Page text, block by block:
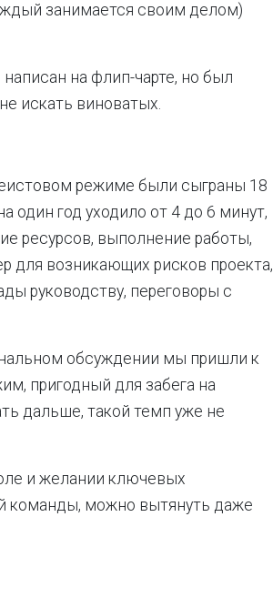
занимается своим делом)
на флип-чарте, но был
искать виноватых.
режиме были сыграны 18
один год уходило от 4 до 6 минут,
ресурсов, выполнение работы,
для возникающих рисков проекта,
руководству, переговоры с
обсуждении мы пришли к
пригодный для забега на
дальше, такой темп уже не
и желании ключевых
команды, можно вытянуть даже